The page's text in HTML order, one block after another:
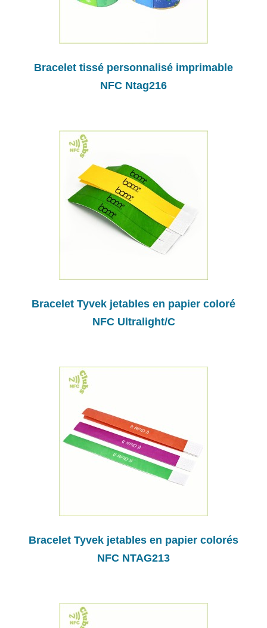
Bracelet tissé personnalisé imprimable
NFC Ntag216
Bracelet Tyvek jetables en papier coloré
NFC Ultralight/C
Bracelet Tyvek jetables en papier colorés
NFC NTAG213